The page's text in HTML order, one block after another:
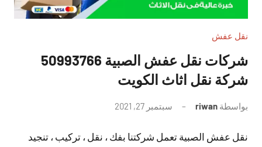
نقل عفش
شركات نقل عفش الصبية 50993766
شركة نقل اثاث الكويت
بواسطة riwan سبتمبر 27, 2021
تعليقات
نقل عفش الصبية تعمل شركتنا بفك ، نقل ، تركيب ، تنجيد